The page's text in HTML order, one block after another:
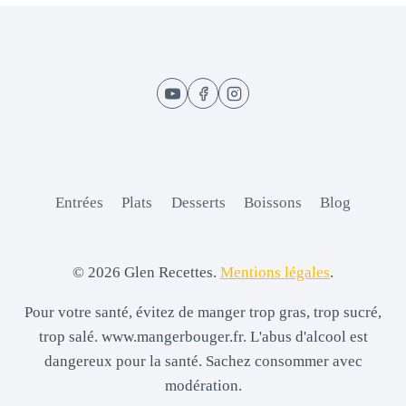
Entrées Plats Desserts Boissons Blog
© 2026 Glen Recettes. Mentions légales.
Pour votre santé, évitez de manger trop gras, trop sucré,
trop salé. www.mangerbouger.fr. L'abus d'alcool est
dangereux pour la santé. Sachez consommer avec
modération.